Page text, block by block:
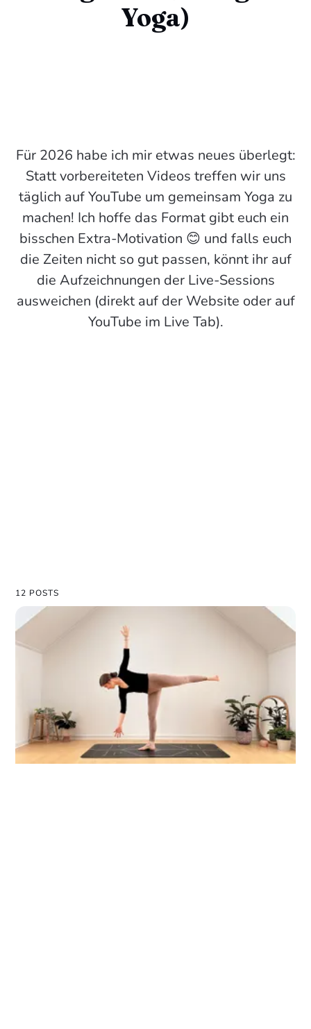
Yoga)
Für 2026 habe ich mir etwas neues überlegt:
Statt vorbereiteten Videos treffen wir uns
täglich auf YouTube um gemeinsam Yoga zu
machen! Ich hoffe das Format gibt euch ein
bisschen Extra-Motivation 😊 und falls euch
die Zeiten nicht so gut passen, könnt ihr auf
die Aufzeichnungen der Live-Sessions
ausweichen (direkt auf der Website oder auf
YouTube im Live Tab).
12 POSTS